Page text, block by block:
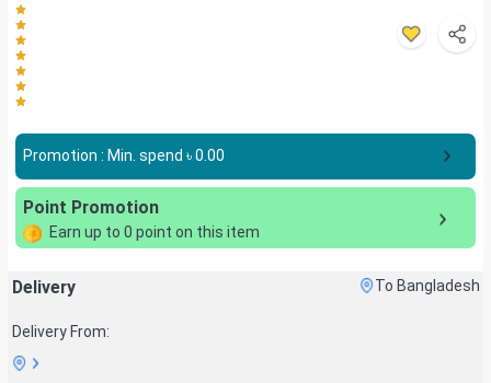
Promotion : Min. spend ৳0.00
Point Promotion
Earn up to 0 point on this item
Delivery To Bangladesh
Delivery From: